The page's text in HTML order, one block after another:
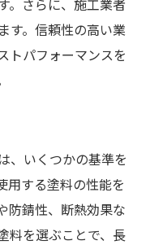
。さらに、施工業者
す。信頼性の高い業
トパフォーマンスを
、いくつかの基準を
用する塗料の性能を
防錆性、断熱効果な
料を選ぶことで、長